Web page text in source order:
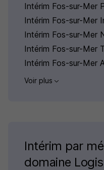
Intérim Fos-sur-Mer
Intérim Fos-sur-Mer
Intérim Fos-sur-Mer
Intérim Fos-sur-Mer
Intérim Fos-sur-Mer
Voir plus
Intérim par
domaine